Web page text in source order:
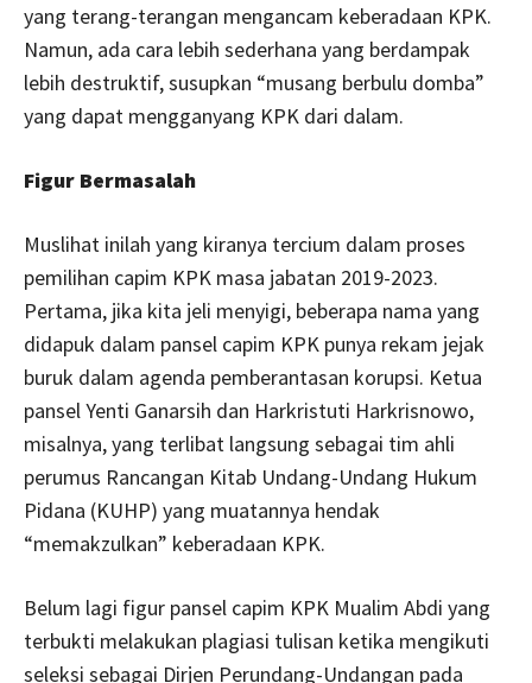
yang terang-terangan mengancam keberadaan KPK.
Namun, ada cara lebih sederhana yang berdampak
lebih destruktif, susupkan “musang berbulu domba”
yang dapat mengganyang KPK dari dalam.
Figur Bermasalah
Muslihat inilah yang kiranya tercium dalam proses
pemilihan capim KPK masa jabatan 2019-2023.
Pertama, jika kita jeli menyigi, beberapa nama yang
didapuk dalam pansel capim KPK punya rekam jejak
buruk dalam agenda pemberantasan korupsi. Ketua
pansel Yenti Ganarsih dan Harkristuti Harkrisnowo,
misalnya, yang terlibat langsung sebagai tim ahli
perumus Rancangan Kitab Undang-Undang Hukum
Pidana (KUHP) yang muatannya hendak
“memakzulkan” keberadaan KPK.
Belum lagi figur pansel capim KPK Mualim Abdi yang
terbukti melakukan plagiasi tulisan ketika mengikuti
seleksi sebagai Dirjen Perundang-Undangan pada